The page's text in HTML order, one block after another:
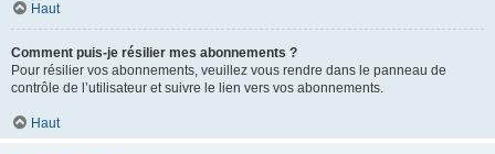
Haut
Comment puis-je résilier mes abonnements ?
Pour résilier vos abonnements, veuillez vous rendre dans le panneau de
contrôle de l’utilisateur et suivre le lien vers vos abonnements.
Haut